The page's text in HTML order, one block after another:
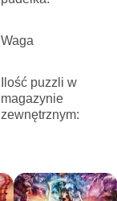
Waga
Ilość puzzli w
magazynie
zewnętrznym: